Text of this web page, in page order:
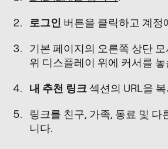
로그인 버튼을 클릭하고 계정
기본 페이지의 오른쪽 상단
위 디스플레이 위에 커서를
내 추천 링크섹션의 URL을
링크를 친구, 가족, 동료 및 다
니다.